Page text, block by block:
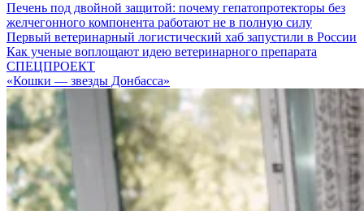
Печень под двойной защитой: почему гепатопротекторы без
желчегонного компонента работают не в полную силу
Первый ветеринарный логистический хаб запустили в России
Как ученые воплощают идею ветеринарного препарата
СПЕЦПРОЕКТ
«Кошки — звезды Донбасса»